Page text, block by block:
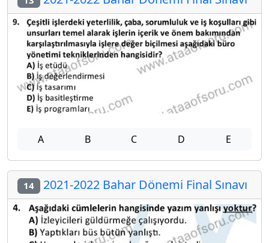
A B C D E
14 2021-2022 Bahar Dönemi Final Sınavı